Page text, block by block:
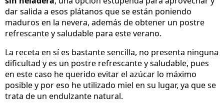
dar salida a esos plátanos que se están poniendo
maduros en la nevera, además de obtener un postre
refrescante y saludable para este verano.
La receta en sí es bastante sencilla, no presenta ninguna
dificultad y es un postre refrescante y saludable, pues
en este caso he querido evitar el azúcar lo máximo
posible y por eso he utilizado miel en su lugar, ya que se
trata de un endulzante natural.